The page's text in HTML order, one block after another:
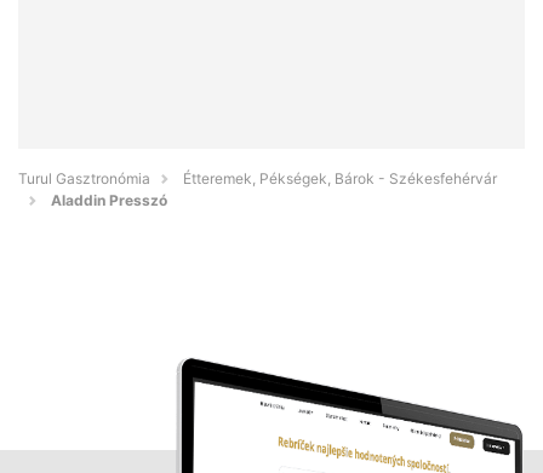
Turul Gasztronómia
Étteremek, Pékségek, Bárok - Székesfehérvár
Aladdin Presszó